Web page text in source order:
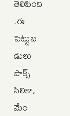
తెలిపింది
.ఈ
పెట్టుబ
డులు
పాక్స్‌
సిలికా,
మేం